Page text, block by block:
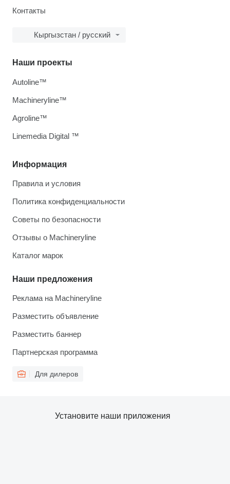
Контакты
Кыргызстан / русский
Информация
Правила и условия
Политика конфиденциальности
Советы по безопасности
Отзывы о Machineryline
Каталог марок
Наши предложения
Реклама на Machineryline
Разместить объявление
Разместить баннер
Партнерская программа
Для дилеров
Наши проекты
Autoline™
Machineryline™
Agroline™
Linemedia Digital ™
Установите наши приложения